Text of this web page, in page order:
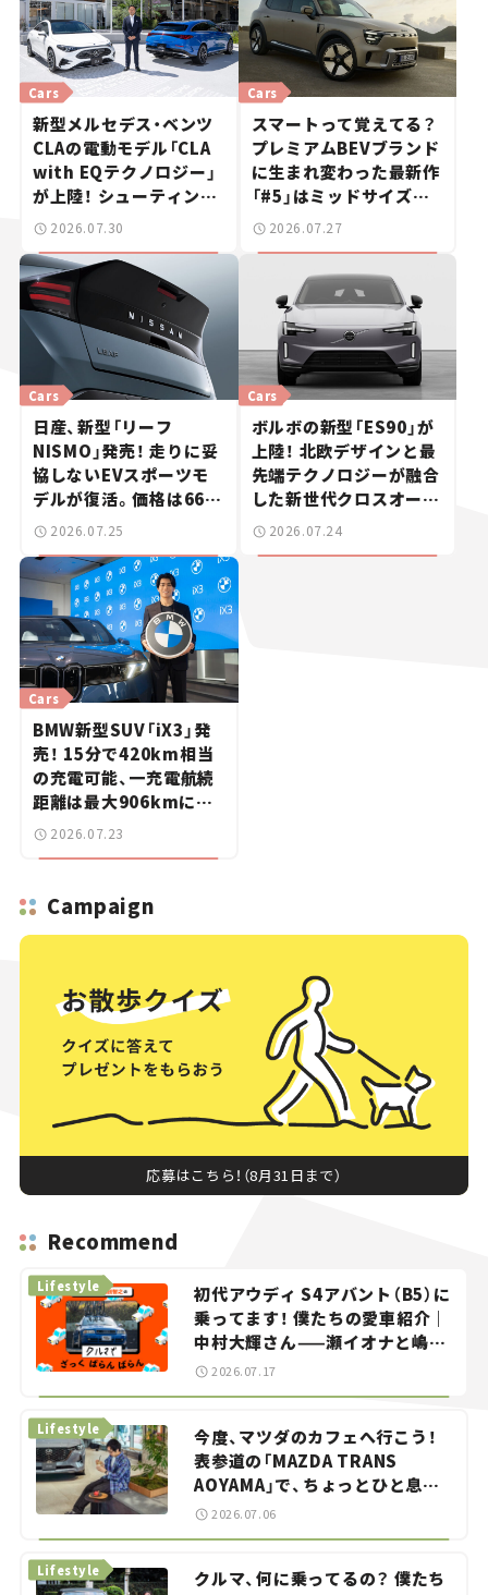
Cars
新型メルセデス・ベンツ
CLAの電動モデル「CLA
with EQテクノロジー」
が上陸！ シューティング
ブレークも発売【新車ニ
2026.07.30
Cars
スマートって覚えてる？
プレミアムBEVブランド
に生まれ変わった最新作
「#5」はミッドサイズ
SUV！【日本未発売のク
2026.07.27
Cars
日産、新型「リーフ
NISMO」発売！ 走りに妥
協しないEVスポーツモ
デルが復活。価格は660
万円から【新車ニュース】
2026.07.25
Cars
ボルボの新型「ES90」が
上陸！ 北欧デザインと最
先端テクノロジーが融合
した新世代クロスオーバ
ー【新車ニュース】
2026.07.24
Cars
BMW新型SUV「iX3」発
売！ 15分で420km相当
の充電可能、一充電航続
距離は最大906kmに。
サッカー中村敬斗選手も
2026.07.23
Campaign
応募はこちら！（8月31日まで）
Recommend
初代アウディ S4アバント（B5）に
乗ってます！ 僕たちの愛車紹介｜
中村大輝さん——瀬イオナと嶋田
智之の「クルマでざっくばらんば
Lifestyle
2026.07.17
今度、マツダのカフェへ行こう！
表参道の「MAZDA TRANS
AOYAMA」で、ちょっとひと息。
——連載｜CCGとクルマでどうす
Lifestyle
2026.07.06
クルマ、何に乗ってるの？ 僕たち
Lifestyle